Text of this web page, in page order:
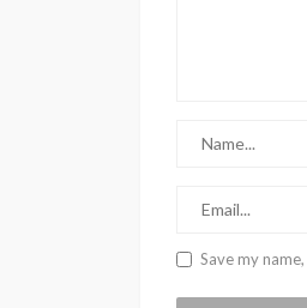
Save my